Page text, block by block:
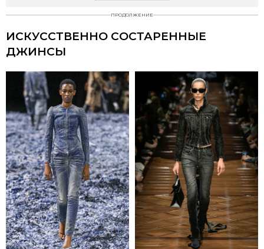
ПРОДОЛЖЕНИЕ
ИСКУССТВЕННО СОСТАРЕННЫЕ
ДЖИНСЫ